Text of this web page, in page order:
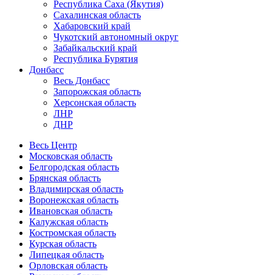
Республика Саха (Якутия)
Сахалинская область
Хабаровский край
Чукотский автономный округ
Забайкальский край
Республика Бурятия
Донбасс
Весь Донбасс
Запорожская область
Херсонская область
ЛНР
ДНР
Весь Центр
Московская область
Белгородская область
Брянская область
Владимирская область
Воронежская область
Ивановская область
Калужская область
Костромская область
Курская область
Липецкая область
Орловская область